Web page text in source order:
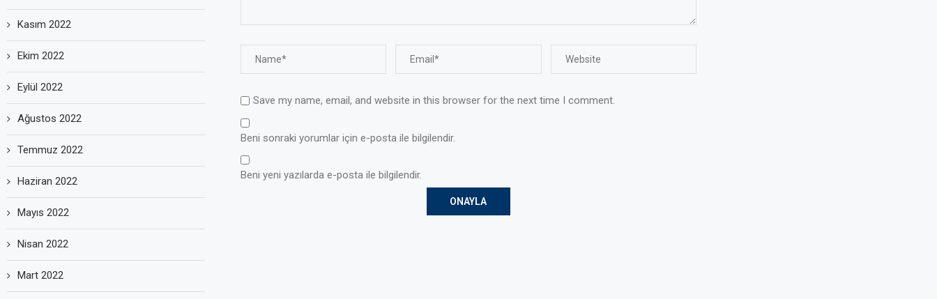
Save my name, email, and website in this browser for the next time I comment.
Beni sonraki yorumlar için e-posta ile bilgilendir.
Beni yeni yazılarda e-posta ile bilgilendir.
Kasım 2022
Ekim 2022
Eylül 2022
Ağustos 2022
Temmuz 2022
Haziran 2022
Mayıs 2022
Nisan 2022
Mart 2022